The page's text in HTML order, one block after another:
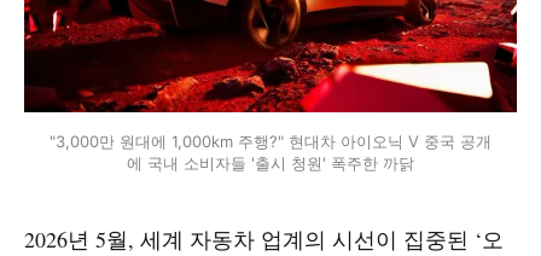
"3,000만 원대에 1,000km 주행?" 현대차 아이오닉 V 중국 공개
에 국내 소비자들 '출시 청원' 폭주한 까닭
2026년 5월, 세계 자동차 업계의 시선이 집중된 ‘오